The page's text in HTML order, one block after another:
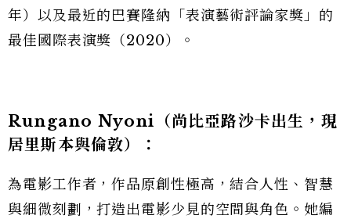
年）以及最近的巴賽隆納「表演藝術評論家獎」的
最佳國際表演獎（2020）。
Rungano Nyoni （尚比亞路沙卡出生，現
居里斯本與倫敦）：
為電影工作者，作品原創性極高，結合人性、智慧
與細微刻劃，打造出電影少見的空間與角色。她編